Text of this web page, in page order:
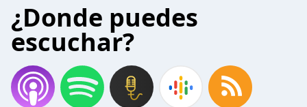
¿Donde puedes
escuchar?